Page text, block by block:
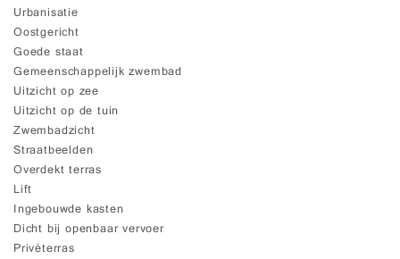
Urbanisatie
Oostgericht
Goede staat
Gemeenschappelijk zwembad
Uitzicht op zee
Uitzicht op de tuin
Zwembadzicht
Straatbeelden
Overdekt terras
Lift
Ingebouwde kasten
Dicht bij openbaar vervoer
Privéterras